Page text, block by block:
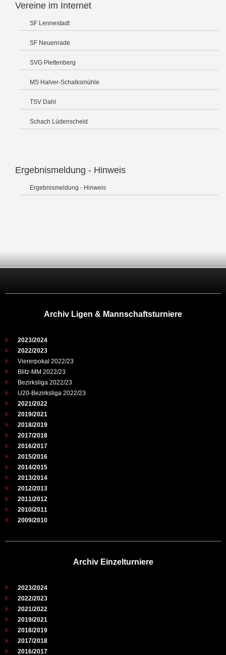
Vereine im Internet
SF Lennestadt
SF Neuenrade
SVG Plettenberg
MS Halver-Schalksmühle
TSV Dahl
Schach Lüdenscheid
Ergebnismeldung - Hinweis
Ergebnismeldung - Hinweis
Archiv Ligen & Mannschaftsturniere
2023/2024
2022/2023
Viererpokal 2022/23
Blitz-MM 2022/23
Bezirksliga 2022/23
U20-Bezirksliga 2022/23
2021/2022
2019/2021
2018/2019
2017/2018
2016/2017
2015/2016
2014/2015
2013/2014
2012/2013
2011/2012
2010/2011
2009/2010
Archiv Einzelturniere
2023/2024
2022/2023
2021/2022
2019/2021
2018/2019
2017/2018
2016/2017